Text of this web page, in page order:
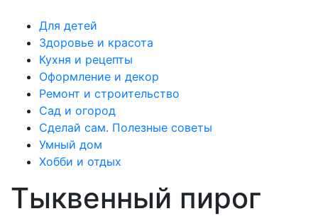
Для детей
Здоровье и красота
Кухня и рецепты
Оформление и декор
Ремонт и строительство
Сад и огород
Сделай сам. Полезные советы
Умный дом
Хобби и отдых
Тыквенный пирог